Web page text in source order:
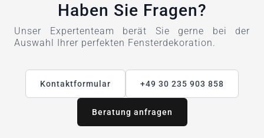
Haben Sie Fragen?
Unser Expertenteam berät Sie gerne bei der
Auswahl Ihrer perfekten Fensterdekoration.
Kontaktformular +49 30 235 903 858
Beratung anfragen